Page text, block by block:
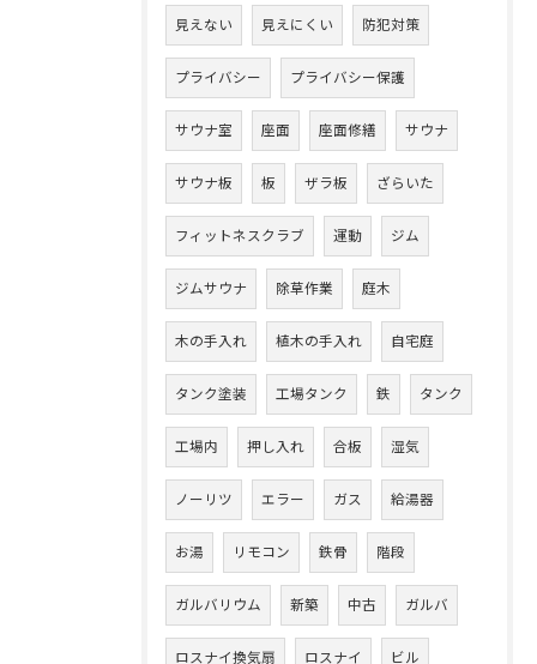
見えない 見えにくい 防犯対策
プライバシー プライバシー保護
サウナ室 座面 座面修繕 サウナ
サウナ板 板 ザラ板 ざらいた
フィットネスクラブ 運動 ジム
ジムサウナ 除草作業 庭木
木の手入れ 植木の手入れ 自宅庭
タンク塗装 工場タンク 鉄 タンク
工場内 押し入れ 合板 湿気
ノーリツ エラー ガス 給湯器
お湯 リモコン 鉄骨 階段
ガルバリウム 新築 中古 ガルバ
ロスナイ換気扇 ロスナイ ビル